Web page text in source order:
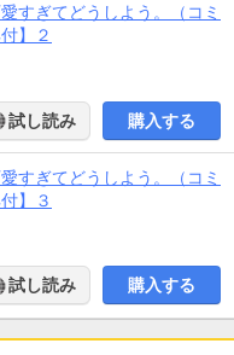
すぎてどうしよう。（コミ
】２
試し読み 購入する
すぎてどうしよう。（コミ
】３
試し読み 購入する